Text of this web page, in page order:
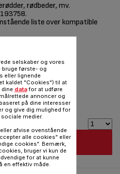
rødbeder, mv.
liste over kompatible
94,00 DKK
selskaber og vores
bruge første- og
eller lignende
kaldet "Cookies") til at
datafor at udføre
annoncer og
på dine interesser
og give dig mulighed for
medier.
afvise ovenstående
alle cookies" eller
cookies". Bemærk,
bruger vi kun de
for at kunne
en effektiv måde.